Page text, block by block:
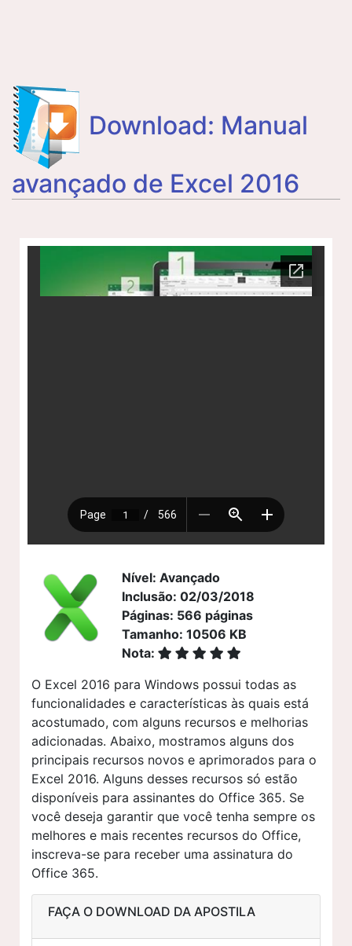
Download: Manual
avançado de Excel 2016
Nível: Avançado
Inclusão: 02/03/2018
Páginas: 566 páginas
Tamanho: 10506 KB
Nota:
O Excel 2016 para Windows possui todas as
funcionalidades e características às quais está
acostumado, com alguns recursos e melhorias
adicionadas. Abaixo, mostramos alguns dos
principais recursos novos e aprimorados para o
Excel 2016. Alguns desses recursos só estão
disponíveis para assinantes do Office 365. Se
você deseja garantir que você tenha sempre os
melhores e mais recentes recursos do Office,
inscreva-se para receber uma assinatura do
Office 365.
FAÇA O DOWNLOAD DA APOSTILA